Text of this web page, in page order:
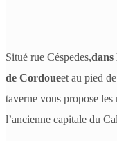
Situé rue Céspedes,
de Cordoueet au pied
taverne vous propose les
l’ancienne capitale du